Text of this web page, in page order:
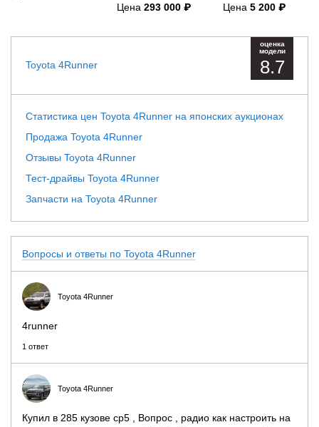
Цена 293 000 ₽ Цена 5 200 ₽
Toyota 4Runner
оценка
модели
8.7
Статистика цен Toyota 4Runner на японских аукционах
Продажа Toyota 4Runner
Отзывы Toyota 4Runner
Тест-драйвы Toyota 4Runner
Запчасти на Toyota 4Runner
Вопросы и ответы по Toyota 4Runner
Toyota 4Runner
4runner
1 ответ
Toyota 4Runner
Купил в 285 кузове ср5 , Вопрос , радио как настроить на